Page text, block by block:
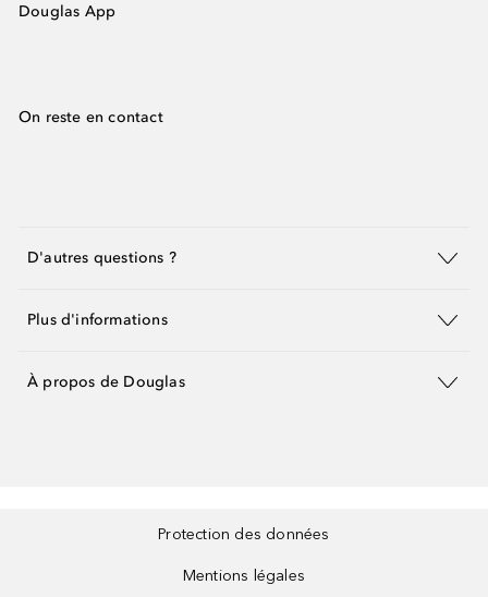
Douglas App
On reste en contact
D'autres questions ?
Plus d'informations
À propos de Douglas
Protection des données
Mentions légales